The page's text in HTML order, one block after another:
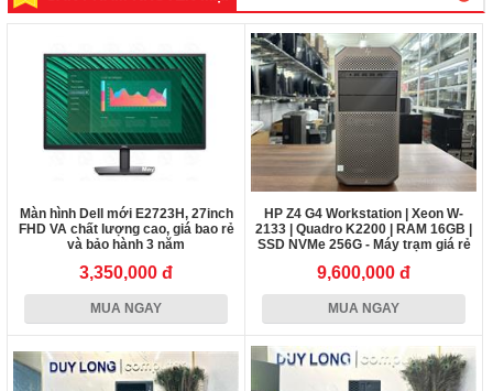
Màn hình Dell mới E2723H, 27inch
FHD VA chất lượng cao, giá bao rẻ
và bảo hành 3 năm
3,350,000 đ
MUA NGAY
HP Z4 G4 Workstation | Xeon W-
2133 | Quadro K2200 | RAM 16GB |
SSD NVMe 256G - Máy trạm giá rẻ
9,600,000 đ
MUA NGAY